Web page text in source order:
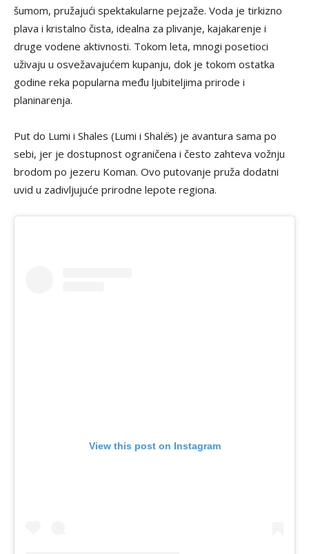
šumom, pružajući spektakularne pejzaže. Voda je tirkizno
plava i kristalno čista, idealna za plivanje, kajakarenje i
druge vodene aktivnosti. Tokom leta, mnogi posetioci
uživaju u osvežavajućem kupanju, dok je tokom ostatka
godine reka popularna među ljubiteljima prirode i
planinarenja.
Put do Lumi i Shales (Lumi i Shalës) je avantura sama po
sebi, jer je dostupnost ograničena i često zahteva vožnju
brodom po jezeru Koman. Ovo putovanje pruža dodatni
uvid u zadivljujuće prirodne lepote regiona.
View this post on Instagram